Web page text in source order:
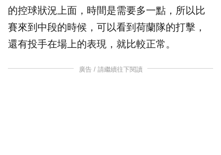
的控球狀況上面，時間是需要多一點，所以比
賽來到中段的時候，可以看到荷蘭隊的打擊，
還有投手在場上的表現，就比較正常。
廣告 / 請繼續往下閱讀